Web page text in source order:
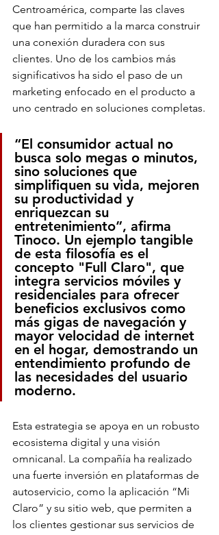
Centroamérica, comparte las claves
que han permitido a la marca construir
una conexión duradera con sus
clientes. Uno de los cambios más
significativos ha sido el paso de un
marketing enfocado en el producto a
uno centrado en soluciones completas.
“El consumidor actual no
busca solo megas o minutos,
sino soluciones que
simplifiquen su vida, mejoren
su productividad y
enriquezcan su
entretenimiento”, afirma
Tinoco. Un ejemplo tangible
de esta filosofía es el
concepto "Full Claro", que
integra servicios móviles y
residenciales para ofrecer
beneficios exclusivos como
más gigas de navegación y
mayor velocidad de internet
en el hogar, demostrando un
entendimiento profundo de
las necesidades del usuario
moderno.
Esta estrategia se apoya en un robusto
ecosistema digital y una visión
omnicanal. La compañía ha realizado
una fuerte inversión en plataformas de
autoservicio, como la aplicación “Mi
Claro” y su sitio web, que permiten a
los clientes gestionar sus servicios de